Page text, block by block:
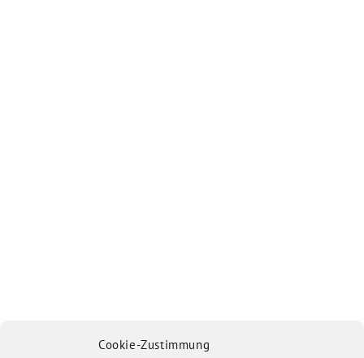
Cookie-Zustimmung